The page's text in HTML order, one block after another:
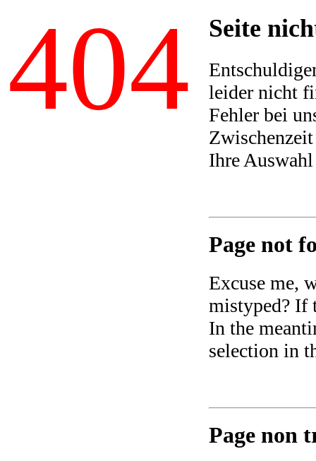
404 Seite
leider nicht
Fehler bei
Ihre
Page not
Excuse me,
mistyped? If
In the
selection in
Page non